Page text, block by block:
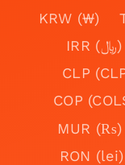
KRW (₩)
IRR (﷼)
CLP
COP
MUR (₨)
RON (lei)